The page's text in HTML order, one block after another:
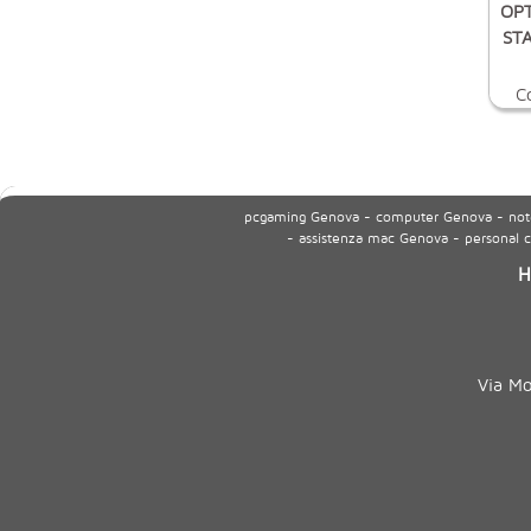
pcgaming Genova - computer Genova -
- assistenza mac Genova -
Via